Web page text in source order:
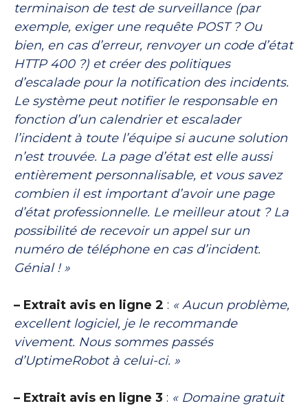
terminaison de test de surveillance (par
exemple, exiger une requête POST ? Ou
bien, en cas d’erreur, renvoyer un code d’état
HTTP 400 ?) et créer des politiques
d’escalade pour la notification des incidents.
Le système peut notifier le responsable en
fonction d’un calendrier et escalader
l’incident à toute l’équipe si aucune solution
n’est trouvée. La page d’état est elle aussi
entièrement personnalisable, et vous savez
combien il est important d’avoir une page
d’état professionnelle. Le meilleur atout ? La
possibilité de recevoir un appel sur un
numéro de téléphone en cas d’incident.
Génial ! »
– Extrait avis en ligne 2 : « Aucun problème,
excellent logiciel, je le recommande
vivement. Nous sommes passés
d’UptimeRobot à celui-ci. »
– Extrait avis en ligne 3 : « Domaine gratuit